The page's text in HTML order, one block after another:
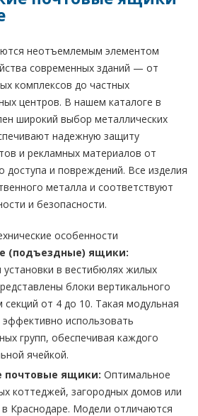
неотъемлемым элементом
современных зданий — от
комплексов до частных
центров. В нашем каталоге в
широкий выбор металлических
надежную защиту
и рекламных материалов от
доступа и повреждений. Все изделия
металла и соответствуют
и безопасности.
особенности
(подъездные) ящики:
установки в вестибюлях жилых
блоки вертикального
секций от 4 до 10. Такая модульная
использовать
групп, обеспечивая каждого
ячейкой.
почтовые ящики: Оптимальное
коттеджей, загородных домов или
Краснодаре. Модели отличаются